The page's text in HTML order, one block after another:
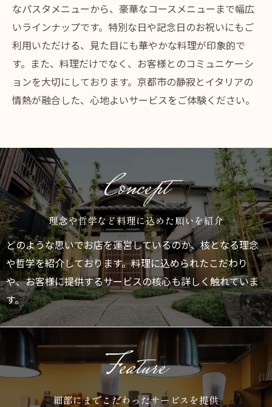
なパスタメニューから、豪華なコースメニューまで幅広
いラインナップです。特別な日や記念日のお祝いにもご
利用いただける、見た目にも華やかな料理が印象的で
す。また、料理だけでなく、お客様とのコミュニケーシ
ョンを大切にしております。京都市の静寂とイタリアの
情熱が融合した、心地よいサービスをご体験ください。
Concept
理念や哲学など料理に込めた願いを紹介
どのような思いでお店を運営しているのか、核となる理念
や哲学を紹介しております。料理に込められたこだわり
や、お客様に提供するサービスの核心も詳しく触れていま
す。
Feature
細部にまでこだわったサービスを提供